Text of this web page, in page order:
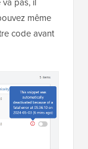
même
code avant